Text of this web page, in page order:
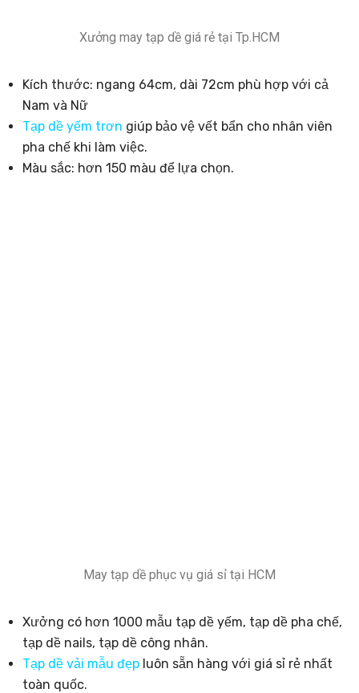
Xưởng may tạp dề giá rẻ tại Tp.HCM
Kích thước: ngang 64cm, dài 72cm phù hợp với cả
Nam và Nữ
Tạp dề yếm trơn giúp bảo vệ vết bẩn cho nhân viên
pha chế khi làm việc.
Màu sắc: hơn 150 màu để lựa chọn.
May tạp dề phục vụ giá sỉ tại HCM
Xưởng có hơn 1000 mẫu tạp dề yếm, tạp dề pha chế,
tạp dề nails, tạp dề công nhân.
Tạp dề vải mẫu đẹp luôn sẵn hàng với giá sỉ rẻ nhất
toàn quốc.